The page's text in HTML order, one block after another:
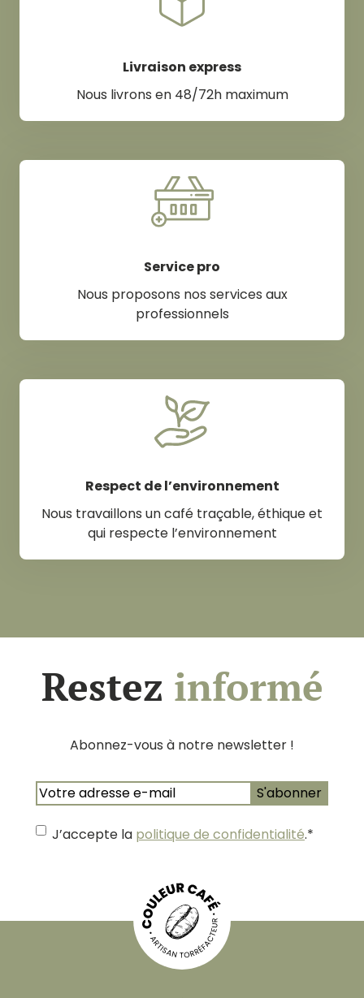
Livraison express
Nous livrons en 48/72h maximum
Service pro
Nous proposons nos services aux
professionnels
Respect de l’environnement
Nous travaillons un café traçable, éthique et
qui respecte l’environnement
Restez informé
Abonnez-vous à notre newsletter !
E-
mail*
J’accepte la politique de confidentialité.*